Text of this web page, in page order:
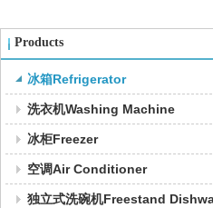
Products
冰箱Refrigerator
洗衣机Washing Machine
冰柜Freezer
空调Air Conditioner
独立式洗碗机Freestand